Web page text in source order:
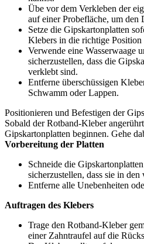
Übe vor dem Verkleben der
auf einer Probefläche, um den
Setze die Gipskartonplatten
Klebers in die richtige Position
Verwende eine Wasserwaage
sicherzustellen, dass die
verklebt sind.
Entferne überschüssigen
Schwamm oder Lappen.
Positionieren und Befestigen der
Sobald der Rotband-Kleber
Gipskartonplatten beginnen. Gehe
Vorbereitung der Platten
Schneide die
sicherzustellen, dass sie in den
Entferne alle Unebenheiten
Auftragen des Klebers
Trage den Rotband-Kleber
einer Zahntraufel auf die